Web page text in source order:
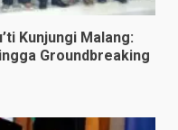
Kunjungi Malang:
Groundbreaking